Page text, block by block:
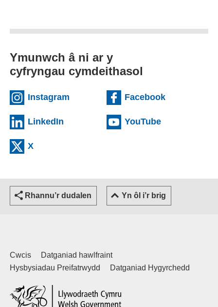
Ymunwch â ni ar y
cyfryngau cymdeithasol
Instagram (external websiteCY)
Facebook(external
LinkedIn (external websiteCY)
YouTube(external
X
Rhannu’r dudalen Yn ôl i’r brig
Cwcis
Datganiad hawlfraint
Hysbysiadau Preifatrwydd
Datganiad Hygyrchedd